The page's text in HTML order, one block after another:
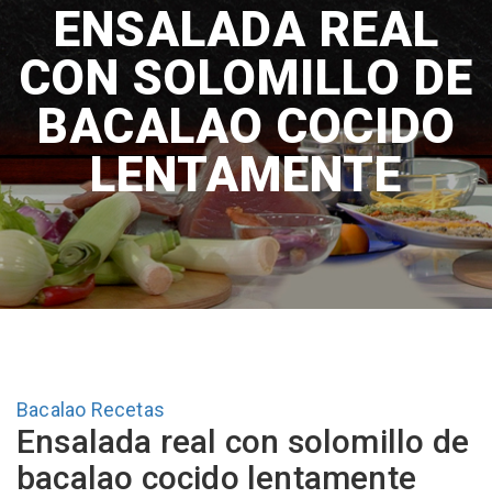
ENSALADA REAL
CON SOLOMILLO DE
BACALAO COCIDO
LENTAMENTE
Bacalao Recetas
Ensalada real con solomillo de
bacalao cocido lentamente